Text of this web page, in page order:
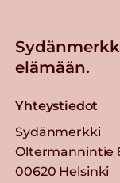
elämään.
Yhteystiedot
Sydänmerkki
Oltermannintie
00620 Helsinki